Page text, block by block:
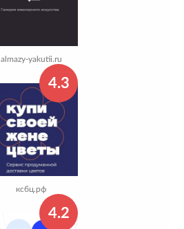
almazy-yakutii.ru
4.3
ксбц.рф
4.2